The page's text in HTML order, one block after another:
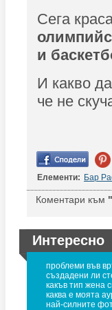
Сега
и
И какво
че не
Елементи: Бар
Коментари към
Интересно
проблеми във
създадени ли
какъв тип жена
каква е моята
най-силните